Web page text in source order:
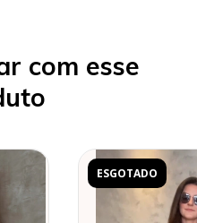
com esse
ESGOTADO